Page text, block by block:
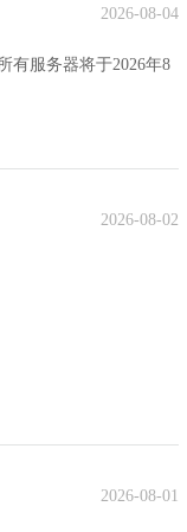
2026-08-04
有服务器将于2026年8
2026-08-02
2026-08-01